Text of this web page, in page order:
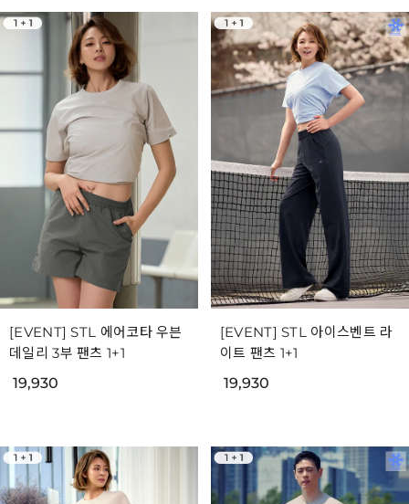
[EVENT] STL 에어코타 우븐
데일리 3부 팬츠 1+1
19,930
[EVENT] STL 아이스벤트 라
이트 팬츠 1+1
19,930